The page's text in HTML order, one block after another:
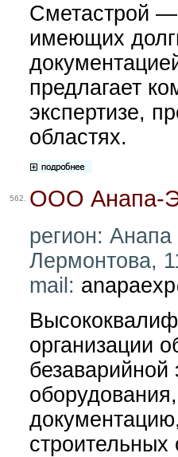
Сметастрой —
имеющих
предлагает
экспертизе,
областях.
562. ООО Анапа-
регион:
Лермонтова,
mail:
организации
безаварийной
строительных